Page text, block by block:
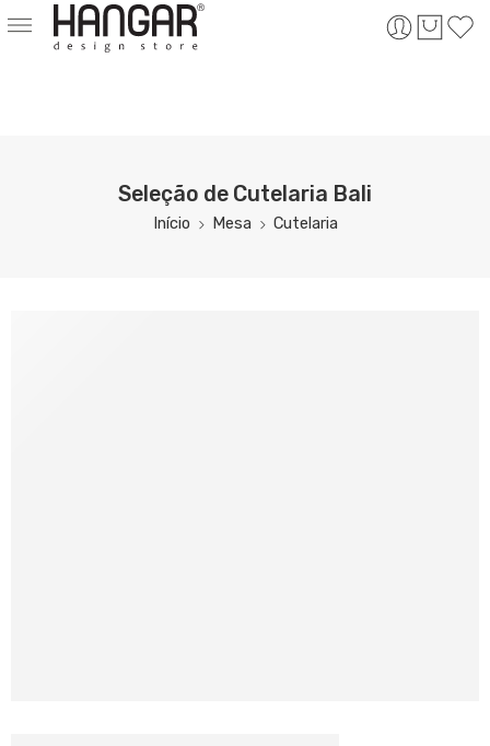
Seleção de Cutelaria Bali
Início Mesa Cutelaria